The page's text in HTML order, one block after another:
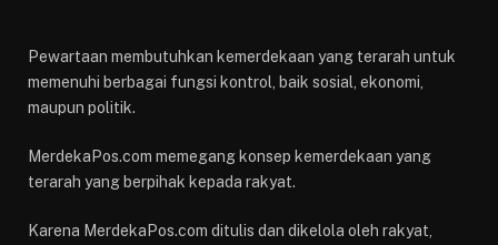
Pewartaan membutuhkan kemerdekaan yang terarah untuk
memenuhi berbagai fungsi kontrol, baik sosial, ekonomi,
maupun politik.
MerdekaPos.com memegang konsep kemerdekaan yang
terarah yang berpihak kepada rakyat.
Karena MerdekaPos.com ditulis dan dikelola oleh rakyat,